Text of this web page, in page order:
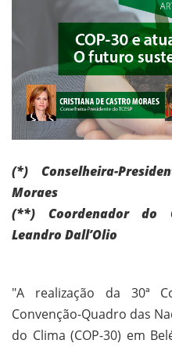
(*) Conselheira-
Moraes
(**) Coordenador do
Leandro Dall’Olio
"A realização da 30ª
Convenção-Quadro das
do Clima (COP-30) em